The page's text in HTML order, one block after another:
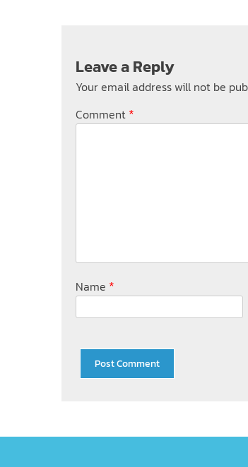
Leave a Reply
Your email address will not be
Comment *
Name *